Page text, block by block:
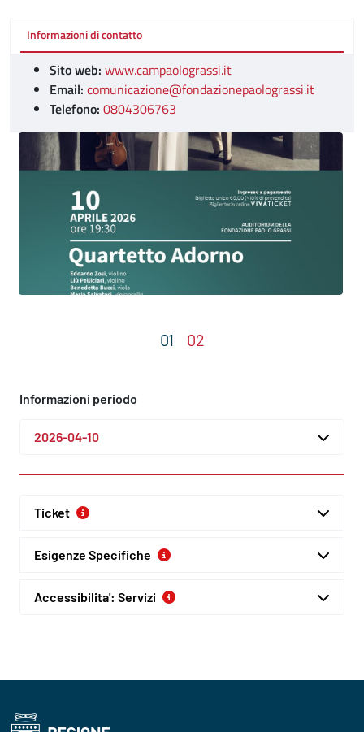
Informazioni di contatto
Sito web: www.campaolograssi.it
Email: comunicazione@fondazionepaolograssi.it
Telefono: 0804306763
Informazioni periodo
2026-04-10
Ticket
Esigenze Specifiche
Accessibilita': Servizi